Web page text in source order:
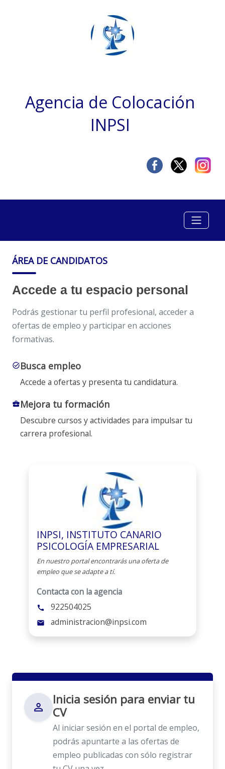
Agencia de Colocación
INPSI
ÁREA DE CANDIDATOS
Accede a tu espacio personal
Podrás gestionar tu perfil profesional, acceder a
ofertas de empleo y participar en acciones
formativas.
task_altBusca empleo
Accede a ofertas y presenta tu candidatura.
business_centerMejora tu formación
Descubre cursos y actividades para impulsar tu
carrera profesional.
INPSI, INSTITUTO CANARIO
PSICOLOGÍA EMPRESARIAL
En nuestro portal encontrarás una oferta de
empleo que se adapte a tí.
Contacta con la agencia
call 922504025
mail administracion@inpsi.com
person_outline
Inicia sesión para enviar tu
CV
Al iniciar sesión en el portal de empleo,
podrás apuntarte a las ofertas de
empleo publicadas con sólo registrar